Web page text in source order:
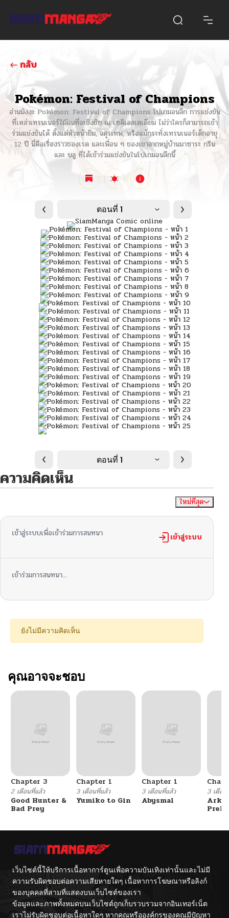
กลับ
Pokémon: Festival of Champions
อ่านมังงะ Pokémon: Festival of Champions โปเกมอนลีก การแข่งขัน
ที่เหล่าเทรนเนอร์ใฝ่ฝันที่จะชิงชัย ณ เซคิเอสเตเดียม ไม่ว่าใครก็สามารถเข้า
ร่วมแข่งขันได้ ตั้งแต่หัวหน้ายิม, จตุรเทพ, หรือแม้กระทั่งเทรนเนอร์เด็กอายุ
12 ปี นี่คือเรื่องราวของเรด และเพื่อน ๆ ของเขาจากหมู่บ้านมาซาระ กรีน
และ บลู ที่ได้เข้าร่วมแข่งขันในโปเกมอนลีกนี้
ตอนที่ 1
ตอนที่ 1
ความคิดเห็น
ใหม่ที่สุด
เข้าสู่ระบบเพื่อเข้าร่วมการสนทนา เข้าสู่ระบบ
เข้าร่วมการสนทนา...
ยังไม่มีความคิดเห็น
คุณอาจจะชอบ
Chapter 3
2 เดือนที่แล้ว
Good Hunter &
Bad Prey
Chapter 1
3 เดือนที่แล้ว
Yumiko to Gin
Chapter 1
3 เดือนที่แล้ว
Abysmal
3 เดือน
เว็บไซต์นี้ให้บริการเนื้อหาการ์ตูนเพื่อความบันเทิงเท่านั้นและไม่มี
ความรับผิดชอบต่อความเสียหายใดๆ เนื้อหาการโฆษณาหรือลิงก์
ของบุคคลที่สามที่แสดงบนเว็บไซต์ของเรา
ข้อมูลและภาพทั้งหมดบนเว็บไซต์ถูกเก็บรวบรวมจากอินเทอร์เน็ต
เราไม่รับผิดชอบต่อเนื้อหาใดๆ หากคุณหรือองค์กรของคุณมีปัญหา